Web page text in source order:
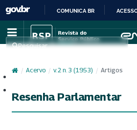
IR
PARA
CONTEÚDO
COMUNICA BR
Pesquisar
/ Acervo / v. 2 n. 3 (1953) / Artigos
Resenha Parlamentar